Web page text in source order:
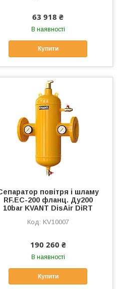
63 918 ₴
В наявності
Купити
повітря і шламу
RF.EC-200 фланц. Ду200
10bar KVANT DisAir DiRT
KV10007
190 260 ₴
В наявності
Купити